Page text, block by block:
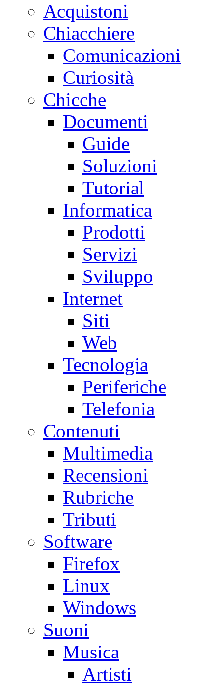
Acquistoni
Chiacchiere
Comunicazioni
Curiosità
Chicche
Documenti
Guide
Soluzioni
Tutorial
Informatica
Prodotti
Servizi
Sviluppo
Internet
Siti
Web
Tecnologia
Periferiche
Telefonia
Contenuti
Multimedia
Recensioni
Rubriche
Tributi
Software
Firefox
Linux
Windows
Suoni
Musica
Artisti